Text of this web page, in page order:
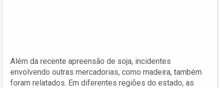
Além da recente apreensão de soja, incidentes
envolvendo outras mercadorias, como madeira, também
foram relatados. Em diferentes regiões do estado, as